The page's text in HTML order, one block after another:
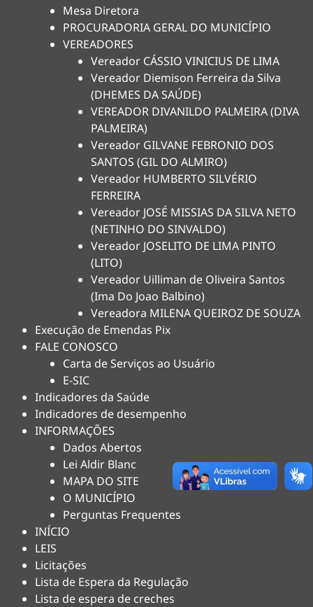
Mesa Diretora
PROCURADORIA GERAL DO MUNICÍPIO
VEREADORES
Vereador CÁSSIO VINICIUS DE LIMA
Vereador Diemison Ferreira da Silva
(DHEMES DA SAÚDE)
VEREADOR DIVANILDO PALMEIRA (DIVA
PALMEIRA)
Vereador GILVANE FEBRONIO DOS
SANTOS (GIL DO ALMIRO)
Vereador HUMBERTO SILVÉRIO
FERREIRA
Vereador JOSÉ MISSIAS DA SILVA NETO
(NETINHO DO SINVALDO)
Vereador JOSELITO DE LIMA PINTO
(LITO)
Vereador Uilliman de Oliveira Santos
(Ima Do Joao Balbino)
Vereadora MILENA QUEIROZ DE SOUZA
Execução de Emendas Pix
FALE CONOSCO
Carta de Serviços ao Usuário
E-SIC
Indicadores da Saúde
Indicadores de desempenho
INFORMAÇÕES
Dados Abertos
Lei Aldir Blanc
MAPA DO SITE
O MUNICÍPIO
Perguntas Frequentes
INÍCIO
LEIS
Licitações
Lista de Espera da Regulação
Lista de espera de creches